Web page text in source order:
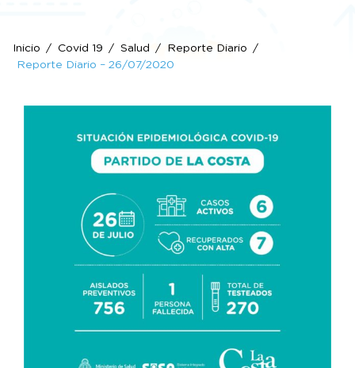
Inicio Covid 19 Salud
Reporte Diario
Reporte Diario – 26/07/2020